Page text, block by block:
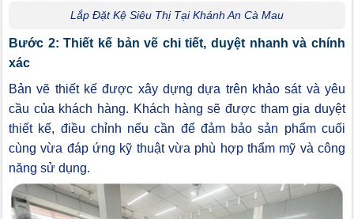
Lắp Đặt Kệ Siêu Thị Tại Khánh An Cà Mau
Bước 2: Thiết kế bản vẽ chi tiết, duyệt nhanh và chính
xác
Bản vẽ thiết kế được xây dựng dựa trên khảo sát và yêu
cầu của khách hàng. Khách hàng sẽ được tham gia duyệt
thiết kế, điều chỉnh nếu cần để đảm bảo sản phẩm cuối
cùng vừa đáp ứng kỹ thuật vừa phù hợp thẩm mỹ và công
năng sử dụng.